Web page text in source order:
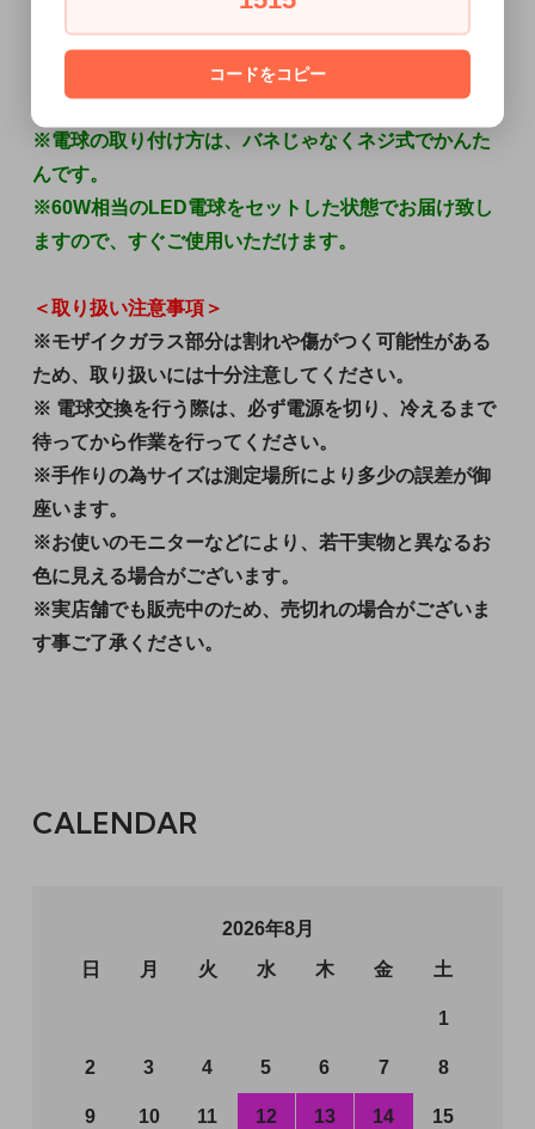
※引掛シーリングです。
※電球の取り付け方は、バネじゃなくネジ式でかんた
んです。
※60W相当のLED電球をセットした状態でお届け致し
ますので、すぐご使用いただけます。
＜取り扱い注意事項＞
※モザイクガラス部分は割れや傷がつく可能性がある
ため、取り扱いには十分注意してください。
※ 電球交換を行う際は、必ず電源を切り、冷えるまで
待ってから作業を行ってください。
※手作りの為サイズは測定場所により多少の誤差が御
座います。
※お使いのモニターなどにより、若干実物と異なるお
色に見える場合がございます。
※実店舗でも販売中のため、売切れの場合がございま
す事ご了承ください。
CALENDAR
2026年8月
日
月 火 水 木 金 土
1
2 3 4 5 6 7 8
9 10 11 12 13 14 15
コードをコピー